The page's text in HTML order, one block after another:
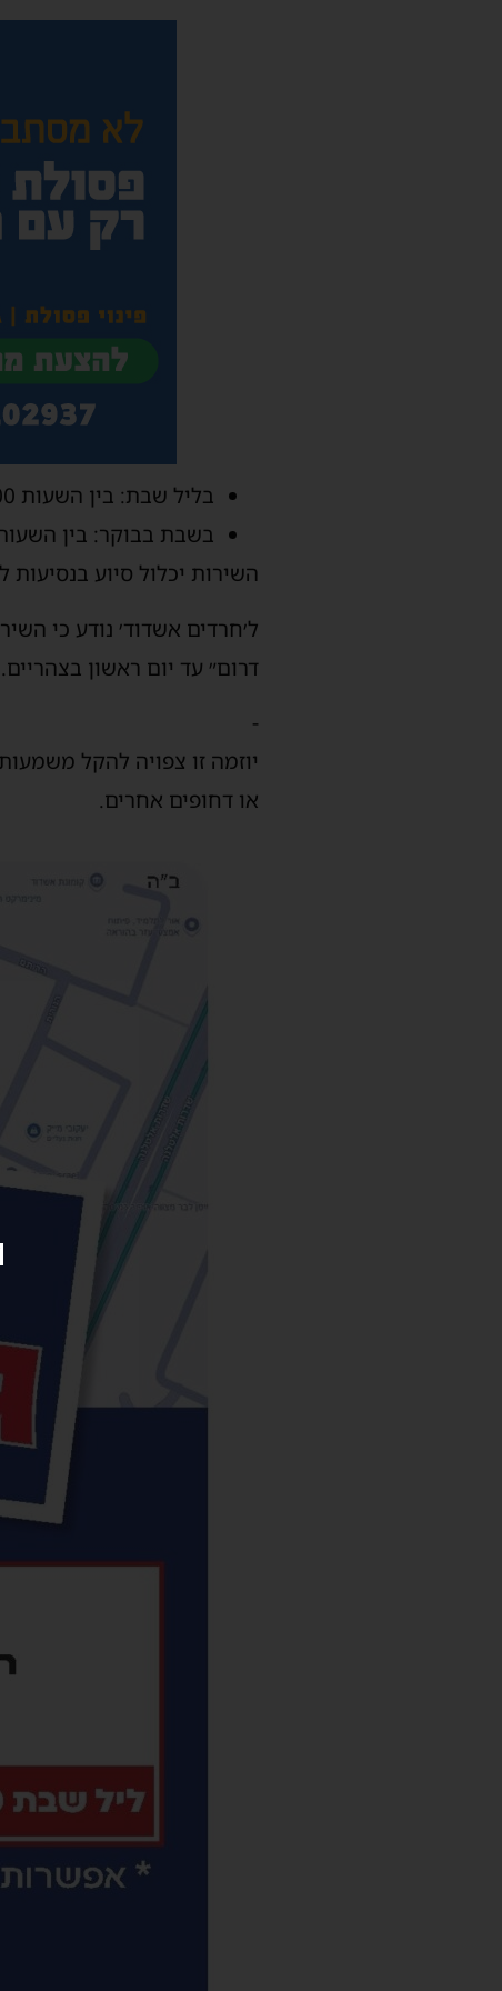
בליל שבת: בין השעות 20:00–24:00
בשבת בבוקר: בין השעות
השירות יכלול סיוע
ל׳חרדים אשדוד׳ נודע כי
דרום״ עד יום ראשון בצהריים.
-
יוזמה זו צפויה להקל
או דחופים אחרים.